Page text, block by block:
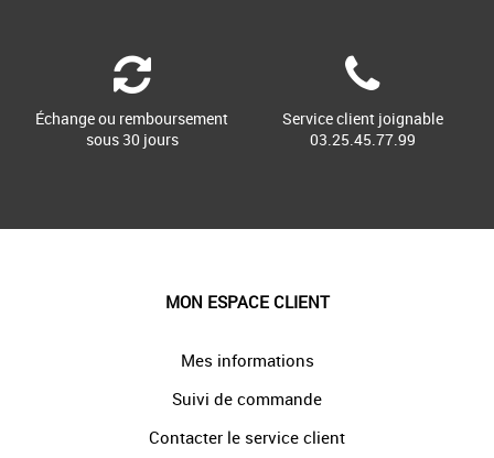
Échange ou remboursement
sous 30 jours
Service client joignable
03.25.45.77.99
MON ESPACE CLIENT
Mes informations
Suivi de commande
Contacter le service client